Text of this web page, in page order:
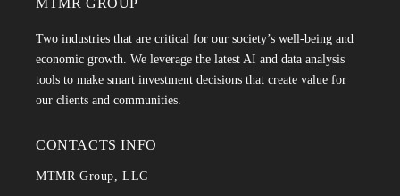
MTMR GROUP
Two industries that are critical for our society’s well-being and
economic growth. We leverage the latest AI and data analysis
tools to make smart investment decisions that create value for
our clients and communities.
CONTACTS INFO
MTMR Group, LLC